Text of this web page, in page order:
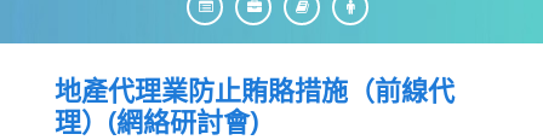
地產代理業防止賄賂措施（前線代
理）(網絡研討會)